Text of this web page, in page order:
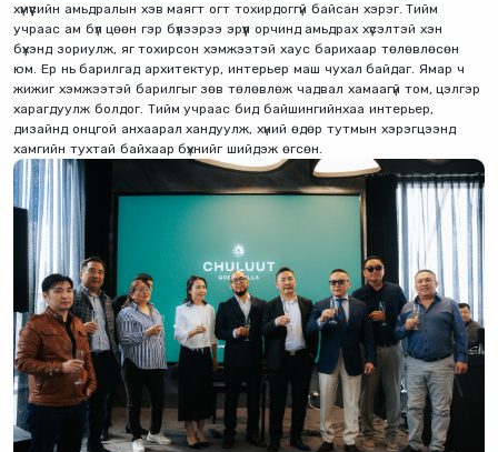
хүмүүсийн амьдралын хэв маягт огт тохирдоггүй байсан хэрэг. Тийм
учраас ам бүл цөөн гэр бүлээрээ эрүүл орчинд амьдрах хүсэлтэй хэн
бүхэнд зориулж, яг тохирсон хэмжээтэй хаус барихаар төлөвлөсөн
юм. Ер нь барилгад архитектур, интерьер маш чухал байдаг. Ямар ч
жижиг хэмжээтэй барилгыг зөв төлөвлөж чадвал хамаагүй том, цэлгэр
харагдуулж болдог. Тийм учраас бид байшингийнхаа интерьер,
дизайнд онцгой анхаарал хандуулж, хүний өдөр тутмын хэрэгцээнд
хамгийн тухтай байхаар бүхнийг шийдэж өгсөн.